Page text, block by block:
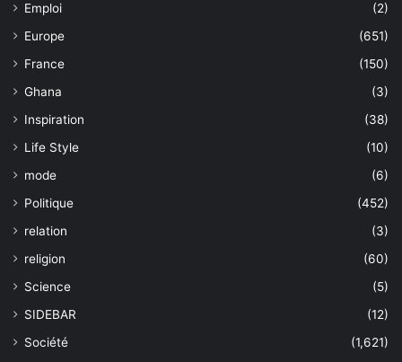
Emploi
(2)
Europe
(651)
France
(150)
Ghana
(3)
Inspiration
(38)
Life Style
(10)
mode
(6)
Politique
(452)
relation
(3)
religion
(60)
Science
(5)
SIDEBAR
(12)
Société
(1,621)